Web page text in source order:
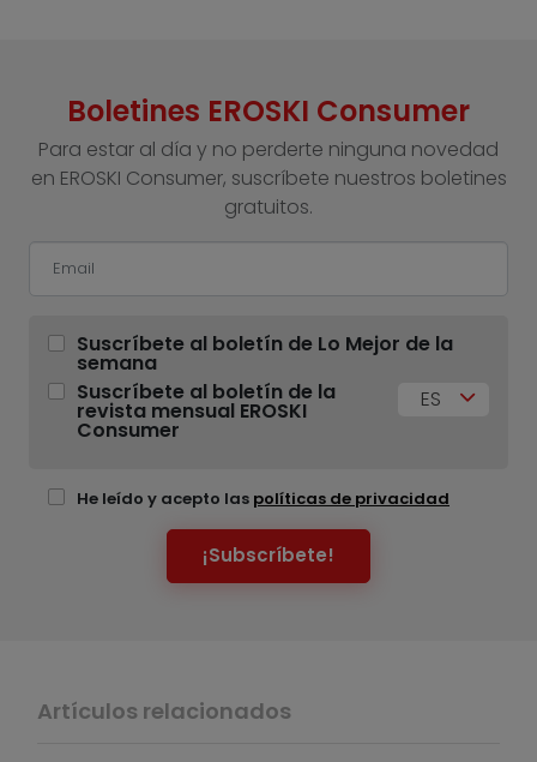
Boletines EROSKI Consumer
Para estar al día y no perderte ninguna novedad
en EROSKI Consumer, suscríbete nuestros boletines
gratuitos.
Suscríbete al boletín de Lo Mejor de la
semana
Suscríbete al boletín de la
revista mensual EROSKI
Consumer
ES
He leído y acepto las políticas de privacidad
¡Subscríbete!
Artículos relacionados